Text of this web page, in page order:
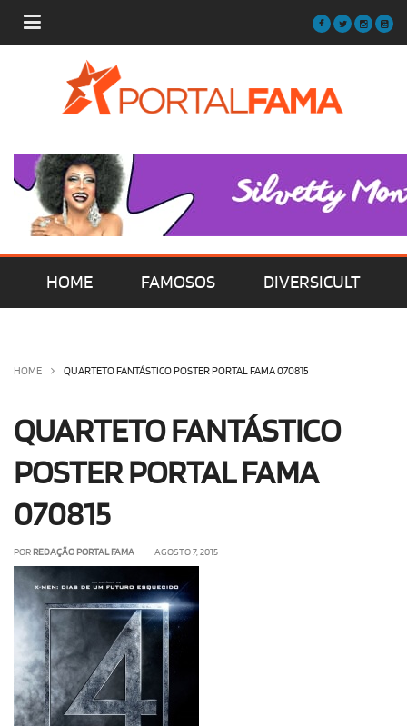
HOME FAMOSOS DIVERSICULT
OLHA ISSO! EU QUERO!
HOME QUARTETO FANTÁSTICO POSTER PORTAL FAMA 070815
QUARTETO FANTÁSTICO
POSTER PORTAL FAMA
070815
POR REDAÇÃO PORTAL FAMA • AGOSTO 7, 2015